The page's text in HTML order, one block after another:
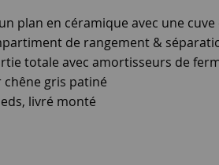
plan en céramique avec une
de rangement &
totale avec amortisseurs de
gris patiné
livré monté